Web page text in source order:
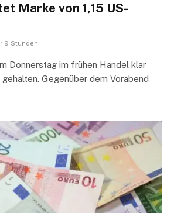
Marke von 1,15 US-
9 Stunden
Donnerstag im frühen Handel klar
gehalten. Gegenüber dem Vorabend